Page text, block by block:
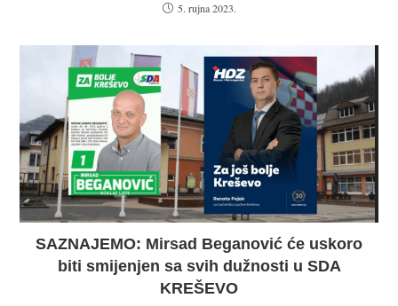
5. rujna 2023.
SAZNAJEMO: Mirsad Beganović će uskoro
biti smijenjen sa svih dužnosti u SDA
KREŠEVO